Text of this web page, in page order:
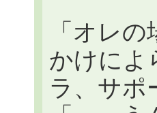
「オレ
かけによ
ラ、サポ